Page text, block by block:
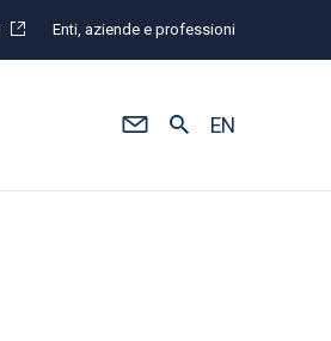
Enti, aziende e professioni
EN